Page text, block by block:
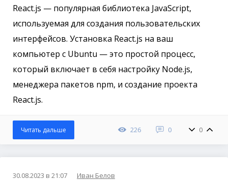
React.js — популярная библиотека JavaScript,
используемая для создания пользовательских
интерфейсов. Установка React.js на ваш
компьютер с Ubuntu — это простой процесс,
который включает в себя настройку Node.js,
менеджера пакетов npm, и создание проекта
React.js.
226 0 0
Читать дальше
30.08.2023 в 21:07 Иван Белов